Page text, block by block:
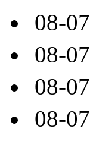
08-07
08-07
08-07
08-07